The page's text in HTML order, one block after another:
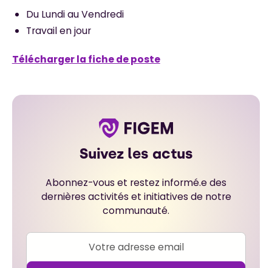
Du Lundi au Vendredi
Travail en jour
Télécharger la fiche de poste
Suivez les actus
Abonnez-vous et restez informé.e des
dernières activités et initiatives de notre
communauté.